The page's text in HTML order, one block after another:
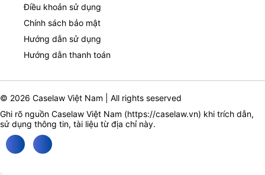
Điều khoản sử dụng
Chính sách bảo mật
Hướng dẫn sử dụng
Hướng dẫn thanh toán
© 2026 Caselaw Việt Nam | All rights seserved
Ghi rõ nguồn Caselaw Việt Nam (https://caselaw.vn) khi trích dẫn,
sử dụng thông tin, tài liệu từ địa chỉ này.